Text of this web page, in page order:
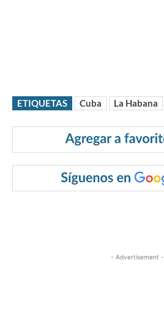
ETIQUETAS Cuba La Habana
- Advertisement -